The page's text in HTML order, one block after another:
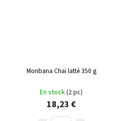
Monbana Chaï latté 350 g
En stock(2 pc)
18,23 €